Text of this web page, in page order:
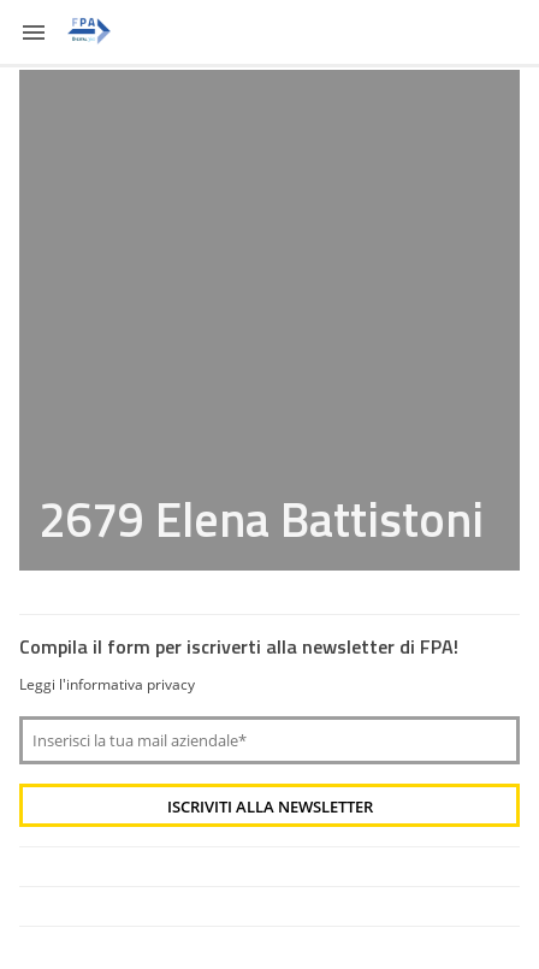
2679 Elena Battistoni
Compila il form per iscriverti alla newsletter di FPA!
Leggi l'informativa privacy